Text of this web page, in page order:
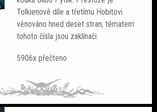
Tolkienově díle a třetímu Hobitovi
věnováno hned deset stran, tématem
tohoto čísla jsou zaklínači.
5906x přečteno